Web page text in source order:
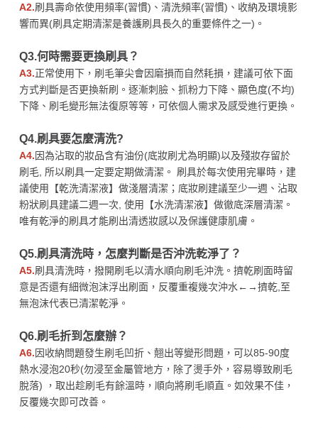
A2.刷具壽命依使用頻率(習慣)、清洗頻率(習慣)、收納及環境影
響而異(刷具定期清潔是養護刷具長久的重要條件之一)。
Q3.何時需要更換刷具？
A3.正常使用下，刷毛筆尖會因磨損而自然耗損，建議可依下面
方式判斷是否更換新刷。逐漸刺臉、抓粉力下降、顯色度(不均)
下降、刷毛變形無法復原等等，可依個人需求及感受進行更換。
Q4.刷具要怎麼清洗?
A4.因為沾取的妝品含有油份(底妝刷尤為明顯)以及殘妝存留於
刷毛, 所以刷具一定要定期做清潔。 刷具於每次使用完畢時，建
議使用【乾洗清潔液】做淺層清潔；底妝刷建議至少一週、沾取
粉狀刷具建議二週一次, 使用【水洗清潔液】做徹底深層清潔。
唯有乾淨的刷具才能刷出清透妝感以及保護健康肌膚。
Q5.刷具清洗時，怎麼判斷是否沖洗乾淨了？
A5.刷具清洗時，撥開刷毛以清水順向刷毛沖洗。擠乾刷面時留
意是否還有細微泡沫浮出刷面，反覆重複幾次沖水←→擠乾,至
無泡沫代表已清潔乾淨。
Q6.刷毛折到怎麼辦？
A6.因收納問題發生刷毛凹折、翹出等變形問題，可以85-90度
熱水浸泡20秒(勿浸至金屬管地方，除了燙手外，容易導致刷毛
脫落) ，取出趁刷毛有餘溫時，順向將刷毛順直。如效果不佳，
反覆幾次即可改善。